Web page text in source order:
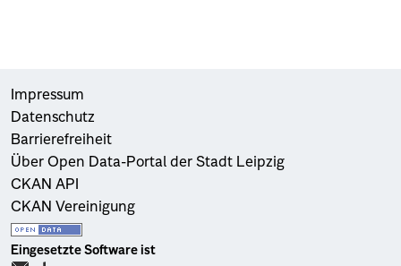
Impressum
Datenschutz
Barrierefreiheit
Über Open Data-Portal der Stadt Leipzig
CKAN API
CKAN Vereinigung
Eingesetzte Software ist